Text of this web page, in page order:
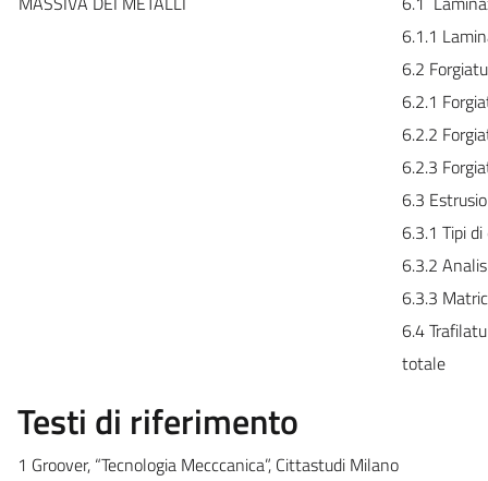
6.1.1
6.2
6.2.1
6.2.2
6.2.3
6.3
6.3.1 Tipi
6.3.2
6.3.3
6.4
totale
Testi di riferimento
1 Groover, “Tecnologia Mecccanica”, Cittastudi Milano